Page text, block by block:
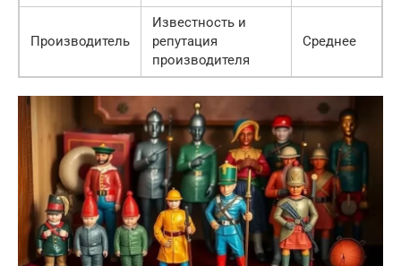
Производитель
Известность и
репутация
производителя
Среднее